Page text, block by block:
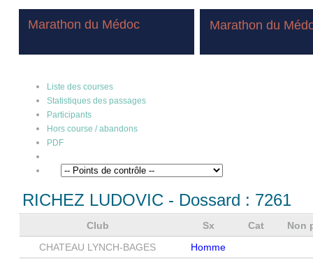
Marathon du Médoc Marathon du
Liste des courses
Statistiques des passages
Participants
Hors course / abandons
PDF
RICHEZ LUDOVIC - Dossard : 7261
Club Sx Cat
Non
CHATEAU LYNCH-BAGES
Homme